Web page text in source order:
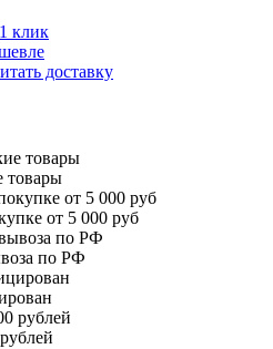
клик
доставку
товары
от 5 000 руб
по РФ